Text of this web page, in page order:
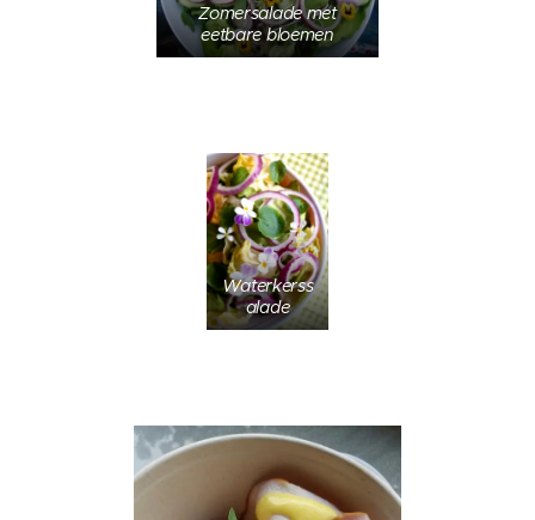
Zomersalade met
eetbare bloemen
Waterkerss
alade